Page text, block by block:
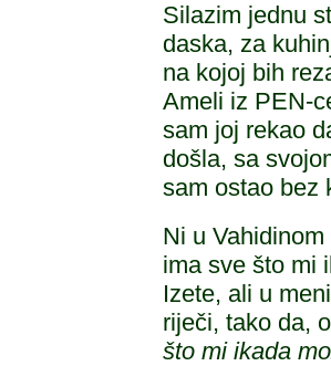
Silazim jednu
daska, za
na kojoj bih
Ameli iz PEN-
sam joj rekao
došla, sa
sam ostao bez
Ni u
ima sve što mi
Izete, ali u
riječi, tako da,
što mi ikada